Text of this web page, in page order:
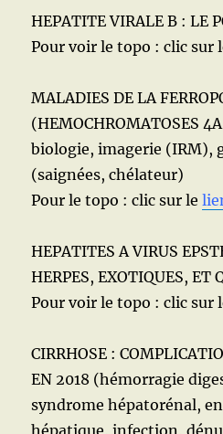
HEPATITE VIRALE B : LE
Pour voir le topo : clic sur
MALADIES DE LA
(HEMOCHROMATOSES
biologie, imagerie (IRM),
(saignées, chélateur)
Pour le topo : clic sur le
HEPATITES A VIRUS
HERPES, EXOTIQUES, ET
Pour voir le topo : clic sur
CIRRHOSE :
EN 2018 (hémorragie
syndrome hépatorénal,
hépatique, infection,